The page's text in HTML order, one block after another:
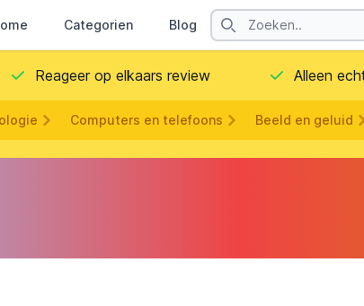
Categorien Blog Contact
Search
Reageer op elkaars review Alleen
Computers en telefoons Beeld en geluid